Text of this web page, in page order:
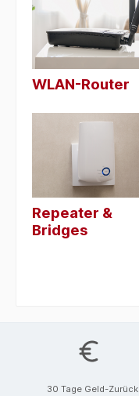
WLAN-Router
Repeater &
Bridges
30 Tage Geld-Zurück